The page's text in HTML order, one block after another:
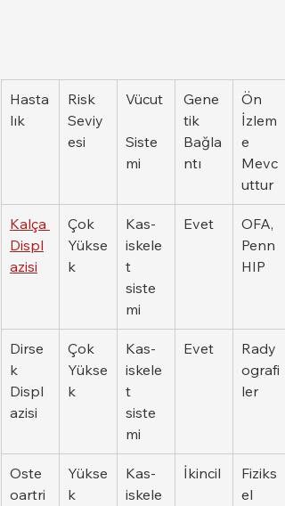
Hasta
lık
Risk
Seviy
esi
Vücut
Siste
mi
Gene
tik
Bağla
ntı
Ön
İzlem
e
Mevc
uttur
Kalça
Displ
azisi
Çok
Yükse
k
Kas-
iskele
t
siste
mi
Evet
OFA,
Penn
HIP
Dirse
k
Displ
azisi
Çok
Yükse
k
Kas-
iskele
t
siste
mi
Evet
Rady
ografi
ler
Oste
oartri
Yükse
k
Kas-
iskele
İkincil
Fiziks
el